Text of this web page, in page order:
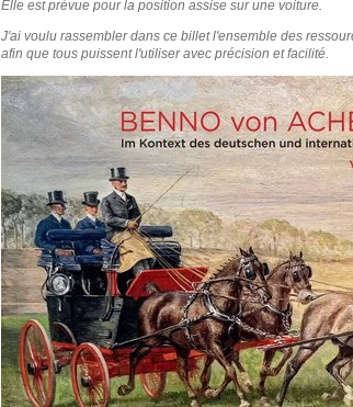
Elle est prévue pour la position assise sur une voiture.
J'ai voulu rassembler dans ce billet l'ensemble des
afin que tous puissent l'utiliser avec précision et facilité.